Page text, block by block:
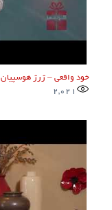
خود واقعی – ژرژ هوسپیان
2,021